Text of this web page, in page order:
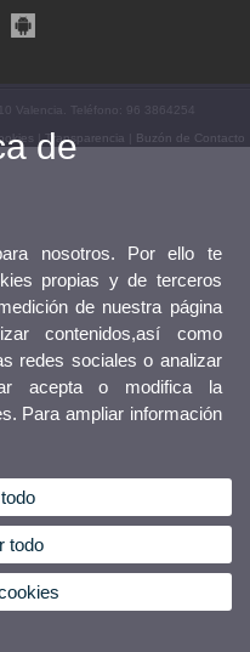
Valencia. Teléfono: 96 3864254
|Transparencia Buzón de Contacto
de
nosotros. Por ello te
propias y de terceros
de nuestra página
contenidos,así como
redes sociales o analizar
acepta o modifica la
Para ampliar información
todo